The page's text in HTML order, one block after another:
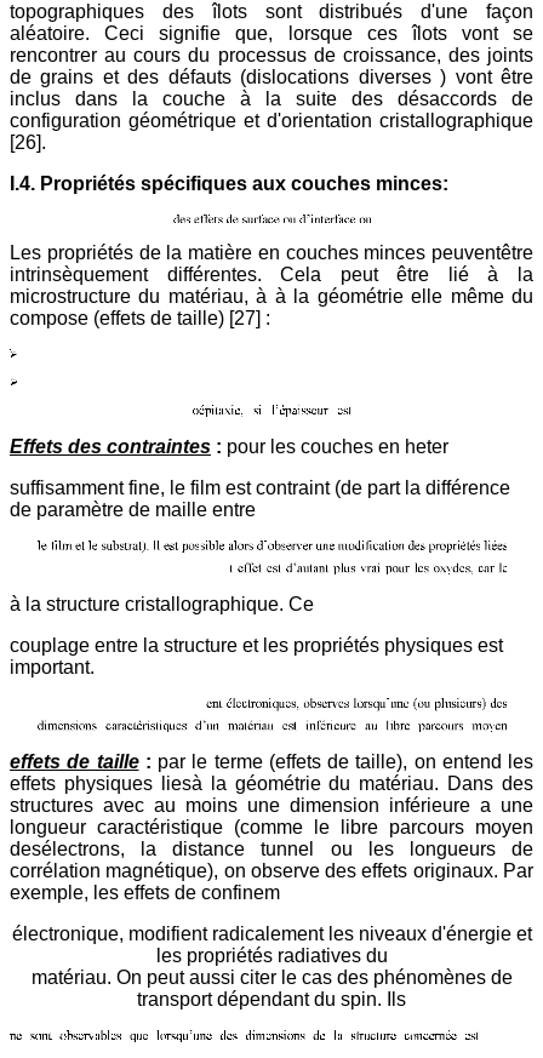
topographiques des îlots sont distribués d'une façon
aléatoire. Ceci signifie que, lorsque ces îlots vont se
rencontrer au cours du processus de croissance, des joints
de grains et des défauts (dislocations diverses ) vont être
inclus dans la couche à la suite des désaccords de
configuration géométrique et d'orientation cristallographique
[26].
I.4. Propriétés spécifiques aux couches minces:
Les propriétés de la matière en couches minces peuventêtre
intrinsèquement différentes. Cela peut être lié à la
microstructure du matériau, à à la géométrie elle même du
compose (effets de taille) [27] :
Effets des contraintes : pour les couches en heter
suffisamment fine, le film est contraint (de part la différence
de paramètre de maille entre
à la structure cristallographique. Ce
couplage entre la structure et les propriétés physiques est
important.
effets de taille: par le terme (effets de taille), on entend les
effets physiques liesà la géométrie du matériau. Dans des
structures avec au moins une dimension inférieure a une
longueur caractéristique (comme le libre parcours moyen
desélectrons, la distance tunnel ou les longueurs de
corrélation magnétique), on observe des effets originaux. Par
exemple, les effets de confinem
électronique, modifient radicalement les niveaux d'énergie et
les propriétés radiatives du
matériau. On peut aussi citer le cas des phénomènes de
transport dépendant du spin. Ils